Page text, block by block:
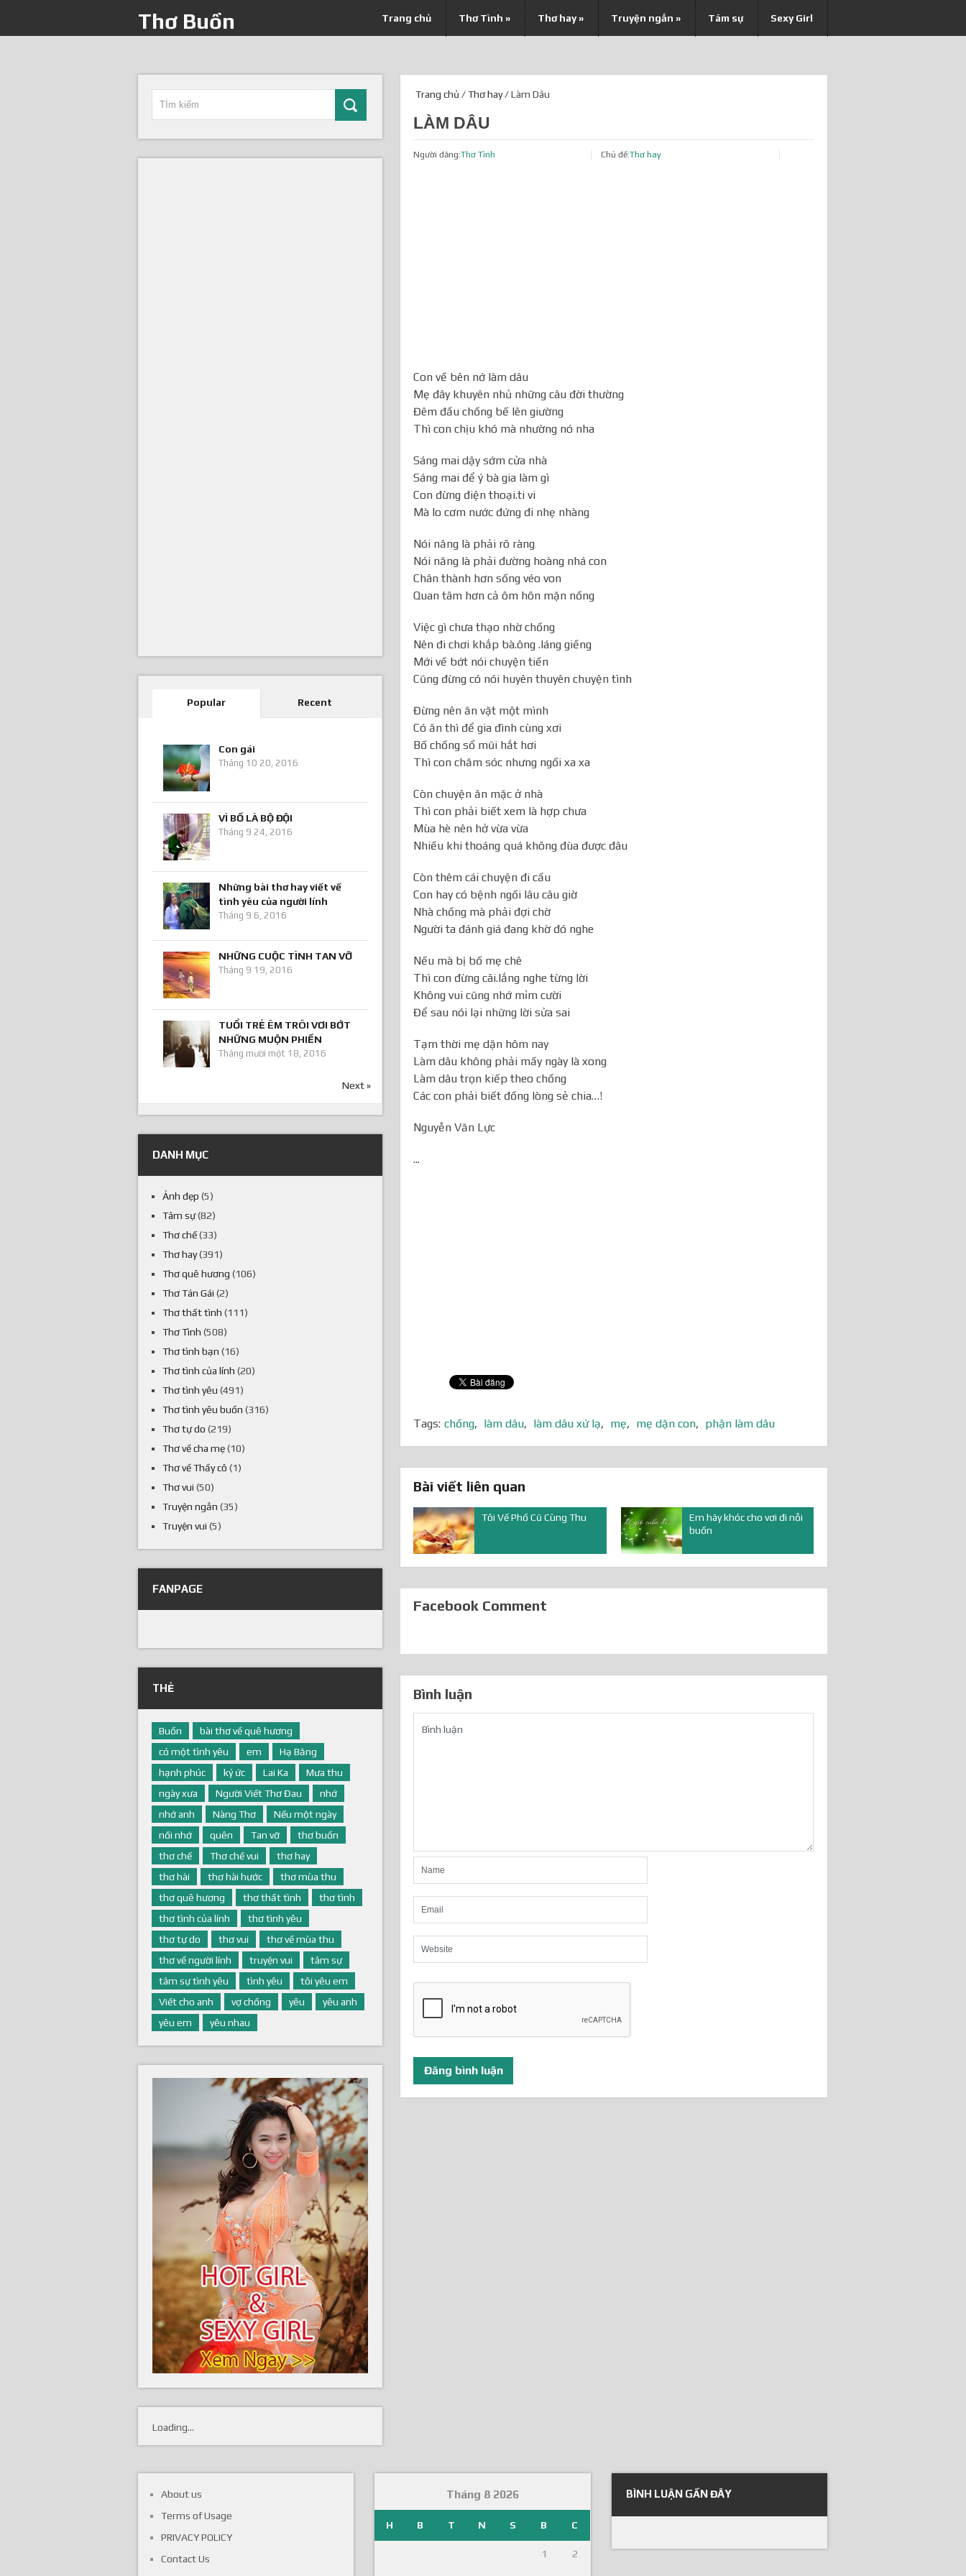
Trang chủ Thơ Tình » Thơ hay» Truyện ngắn » Tâm sự Sexy Girl
Thơ Buồn
Trang chủ /Thơ hay/ Làm Dâu
LÀM DÂU
Người đăng:Thơ Tình Chủ đề:Thơ hay
Con về bên nớ làm dâu
Mẹ đây khuyên nhủ những câu đời thường
Đêm đầu chồng bế lên giường
Thì con chịu khó mà nhường nó nha
Sáng mai dậy sớm cửa nhà
Sáng mai để ý bà gia làm gì
Con đừng điện thoại.ti vi
Mà lo cơm nước đứng đi nhẹ nhàng
Nói năng là phải rõ ràng
Nói năng là phải đường hoàng nhá con
Chân thành hơn sống véo von
Quan tâm hơn cả ôm hôn mặn nồng
Việc gì chưa thạo nhờ chồng
Nên đi chơi khắp bà.ông .láng giềng
Mới về bớt nói chuyện tiền
Cũng đừng có nói huyên thuyên chuyện tình
Đừng nên ăn vặt một mình
Có ăn thì để gia đình cùng xơi
Bố chồng sổ mũi hắt hơi
Thì con chăm sóc nhưng ngồi xa xa
Còn chuyện ăn mặc ở nhà
Thì con phải biết xem là hợp chưa
Mùa hè nên hở vừa vừa
Nhiều khi thoáng quá không đùa được đâu
Còn thêm cái chuyện đi cầu
Con hay có bệnh ngồi lâu câu giờ
Nhà chồng mà phải đợi chờ
Người ta đánh giá đang khờ đó nghe
Nếu mà bị bố mẹ chê
Thì con đừng cãi.lắng nghe từng lời
Không vui cũng nhớ mỉm cười
Để sau nói lại những lời sửa sai
Tạm thời mẹ dặn hôm nay
Làm dâu không phải mấy ngày là xong
Làm dâu trọn kiếp theo chồng
Các con phải biết đồng lòng sẻ chia…!
Nguyễn Văn Lực
...
Tags: chồng, làm dâu, làm dâu xứ lạ, mẹ, mẹ dặn con, phận làm dâu
Bài viết liên quan
Tôi Về Phố Cũ Cùng Thu
Em hãy khóc cho vơi đi nỗi
buồn
Facebook Comment
Bình luận
Popular Recent
Con gái
Tháng 10 20, 2016
VÌ BỐ LÀ BỘ ĐỘI
Tháng 9 24, 2016
Những bài thơ hay viết về
tình yêu của người lính
Tháng 9 6, 2016
NHỮNG CUỘC TÌNH TAN VỠ
Tháng 9 19, 2016
TUỔI TRẺ ÊM TRÔI VƠI BỚT
NHỮNG MUỘN PHIỀN
Tháng mười một 18, 2016
Next »
DANH MỤC
Ảnh đẹp (5)
Tâm sự(82)
Thơ chế(33)
Thơ hay(391)
Thơ quê hương (106)
Thơ Tán Gái (2)
Thơ thất tình (111)
Thơ Tình (508)
Thơ tình bạn (16)
Thơ tình của lính (20)
Thơ tình yêu (491)
Thơ tình yêu buồn (316)
Thơ tự do (219)
Thơ về cha mẹ(10)
Thơ về Thầy cô (1)
Thơ vui (50)
Truyện ngắn (35)
Truyện vui (5)
FANPAGE
THẺ
Buồn
bài thơ về quê hương
có một tình yêu
em
Hạ Băng
hạnh phúc
ký ức Lai Ka
Mưa thu
ngày xưa
Người Viết Thơ Đau
nhớ
nhớ anh
Nàng Thơ
Nếu một ngày
nối nhớ
quên Tan vỡ
thơ buồn
thơ chế
Thơ chế vui
thơ hay
thơ hài
thơ hài hước
thơ mùa thu
thơ quê hương
thơ thất tình
thơ tình
thơ tình của lính
thơ tình yêu
thơ tự do
thơ vui
thơ về mùa thu
thơ về người lính
truyện vui
tâm sự
tâm sự tình yêu
tình yêu
tôi yêu em
Viết cho anh
vợ chồng yêu
yêu anh
yêu em
yêu nhau
Loading...
About us
Terms of Usage
PRIVACY POLICY
Contact Us
Tháng 8 2026
H B T N S B C
1 2
BÌNH LUẬN GẦN ĐÂY